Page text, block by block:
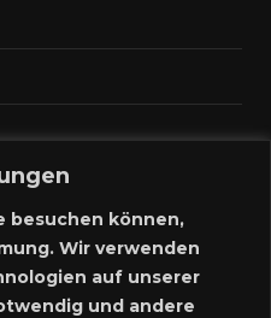
besuchen können,
Wir verwenden
auf unserer
und andere